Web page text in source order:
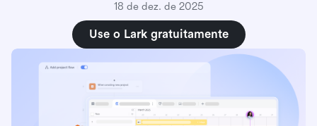
18 de dez. de 2025
Use o Lark gratuitamente